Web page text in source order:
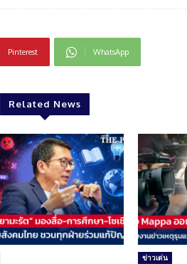
Pinterest WhatsApp
Related News
ข่าวเด่น